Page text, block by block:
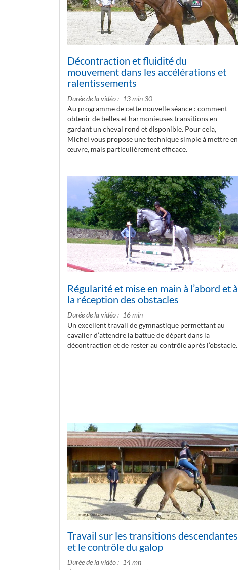
Décontraction et fluidité du
mouvement dans les accélérations et
ralentissements
Durée de la vidéo
13 min 30
Au programme de cette nouvelle séance : comment
obtenir de belles et harmonieuses transitions en
gardant un cheval rond et disponible. Pour cela,
Michel vous propose une technique simple à mettre en
œuvre, mais particulièrement efficace.
Régularité et mise en main à l’abord et à
la réception des obstacles
Durée de la vidéo
16 min
Un excellent travail de gymnastique permettant au
cavalier d’attendre la battue de départ dans la
décontraction et de rester au contrôle après l’obstacle.
Travail sur les transitions descendantes
et le contrôle du galop
Durée de la vidéo
14 mn